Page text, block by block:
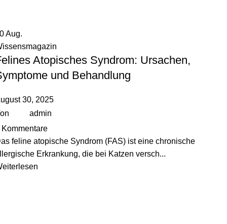
Aug.
Atopisches Syndrom: Ursachen,
und Behandlung
30, 2025
admin
Kommentare
feline atopische Syndrom (FAS) ist eine chronische
Erkrankung, die bei Katzen versch...